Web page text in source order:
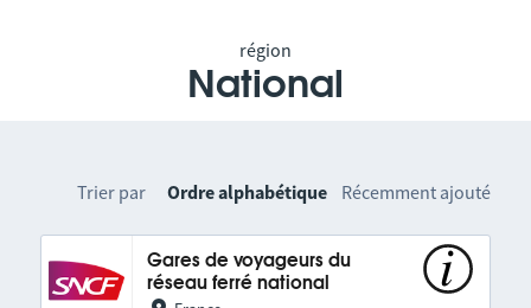
région
National
Trier par Ordre alphabétique Récemment ajouté
Gares de voyageurs du
réseau ferré national